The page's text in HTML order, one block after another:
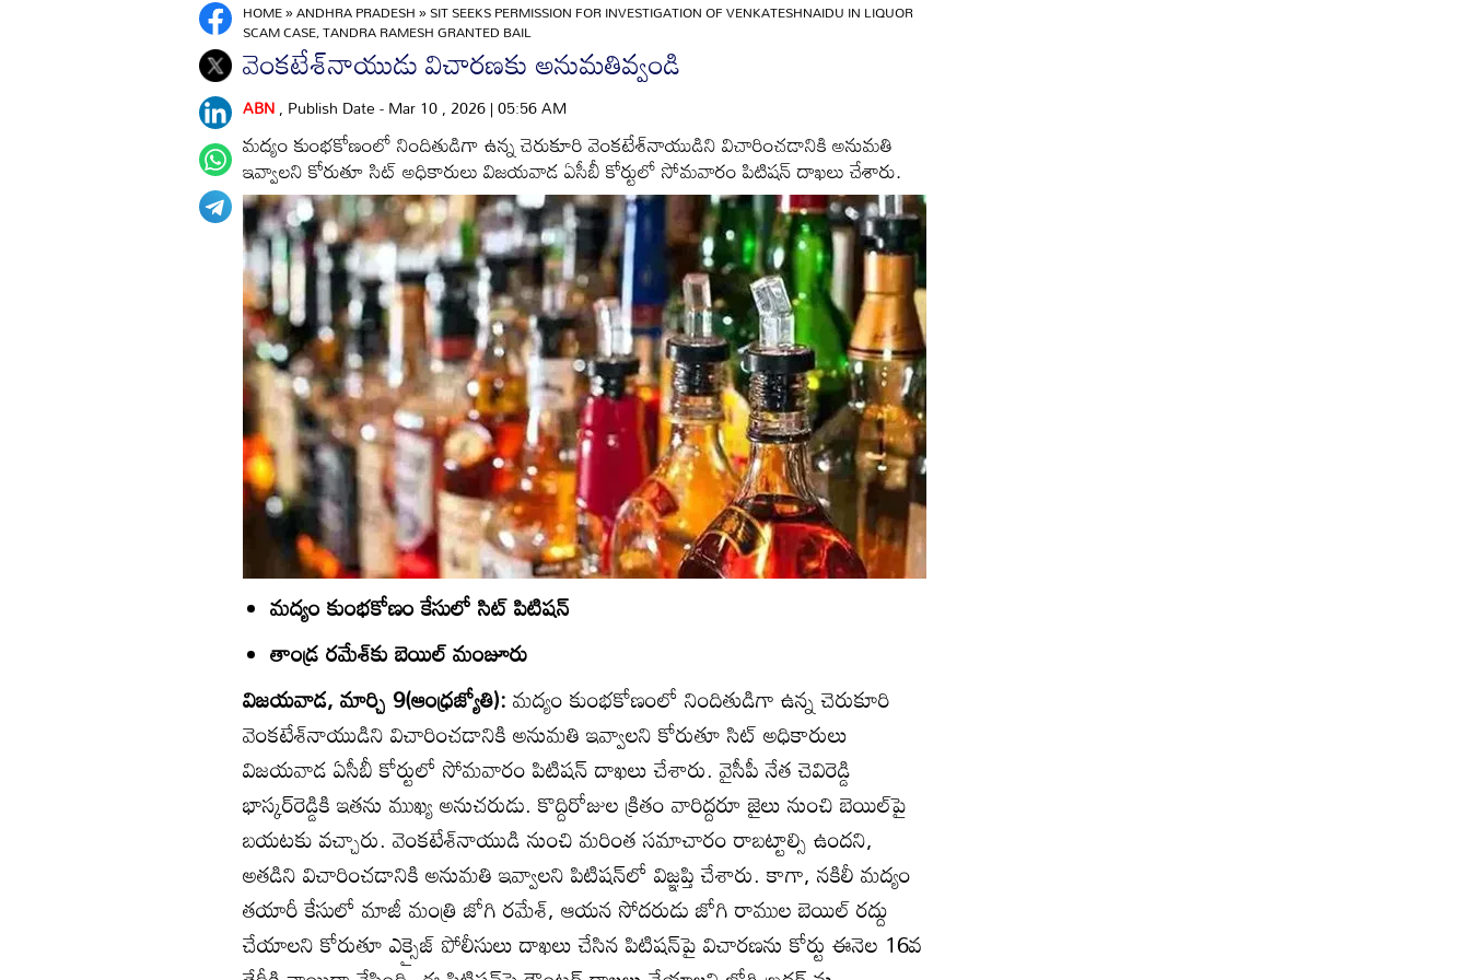
HOME»ANDHRA PRADESH»SIT SEEKS PERMISSION FOR INVESTIGATION OF VENKATESHNAIDU IN LIQUOR
SCAM CASE, TANDRA RAMESH GRANTED BAIL
వెంకటేశ్‌నాయుడు విచారణకు అనుమతివ్వండి
ABN, Publish Date - Mar 10 , 2026 | 05:56 AM
మద్యం కుంభకోణంలో నిందితుడిగా ఉన్న చెరుకూరి వెంకటేశ్‌నాయుడిని విచారించడానికి అనుమతి
ఇవ్వాలని కోరుతూ సిట్‌ అధికారులు విజయవాడ ఏసీబీ కోర్టులో సోమవారం పిటిషన్‌ దాఖలు చేశారు.
మద్యం కుంభకోణం కేసులో సిట్‌ పిటిషన్‌
తాండ్ర రమేశ్‌కు బెయిల్‌ మంజూరు
విజయవాడ, మార్చి 9(ఆంధ్రజ్యోతి):మద్యం కుంభకోణంలో నిందితుడిగా ఉన్న చెరుకూరి
వెంకటేశ్‌నాయుడిని విచారించడానికి అనుమతి ఇవ్వాలని కోరుతూ సిట్‌ అధికారులు
విజయవాడ ఏసీబీ కోర్టులో సోమవారం పిటిషన్‌ దాఖలు చేశారు. వైసీపీ నేత చెవిరెడ్డి
భాస్కర్‌రెడ్డికి ఇతను ముఖ్య అనుచరుడు. కొద్దిరోజుల క్రితం వారిద్దరూ జైలు నుంచి బెయిల్‌పై
బయటకు వచ్చారు. వెంకటేశ్‌నాయుడి నుంచి మరింత సమాచారం రాబట్టాల్సి ఉందని,
అతడిని విచారించడానికి అనుమతి ఇవ్వాలని పిటిషన్‌లో విజ్ఞప్తి చేశారు. కాగా, నకిలీ మద్యం
తయారీ కేసులో మాజీ మంత్రి జోగి రమేశ్‌, ఆయన సోదరుడు జోగి రాముల బెయిల్‌ రద్దు
చేయాలని కోరుతూ ఎక్సైజ్‌ పోలీసులు దాఖలు చేసిన పిటిషన్‌పై విచారణను కోర్టు ఈనెల 16వ